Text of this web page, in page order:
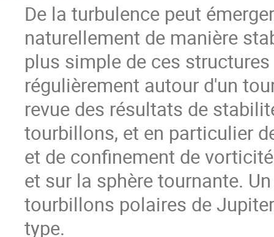
De la turbulence peut
naturellement de manière
plus simple de ces
régulièrement autour d'un
revue des résultats de
tourbillons, et en particulier
et de confinement de
et sur la sphère tournante.
tourbillons polaires de
type.